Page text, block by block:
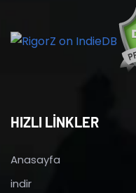
HIZLI LİNKLER
Anasayfa
indir